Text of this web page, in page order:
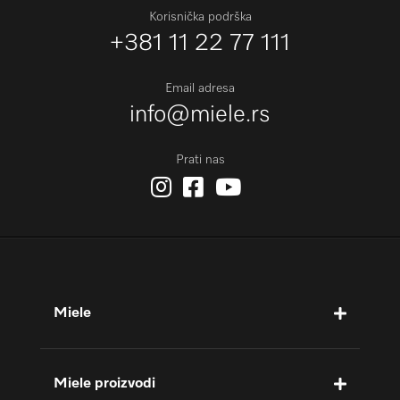
Korisnička podrška
+381 11 22 77 111
Email adresa
info@miele.rs
Prati nas
Miele
Miele proizvodi